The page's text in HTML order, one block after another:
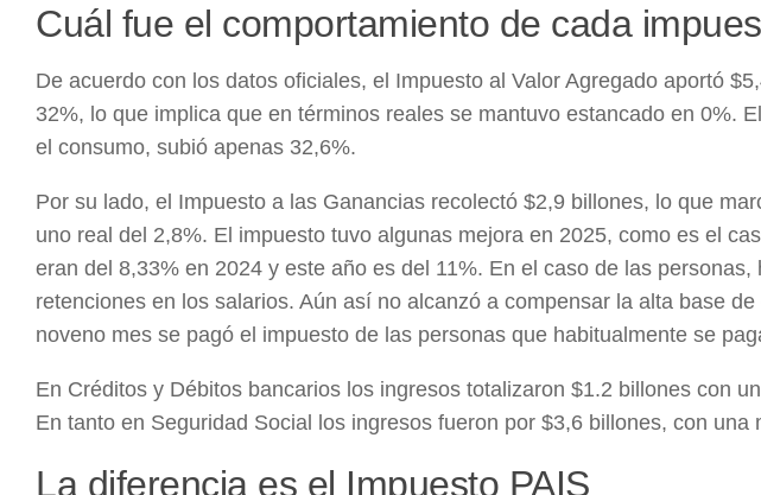
Cuál fue el comportamiento de cada
De acuerdo con los datos oficiales, el Impuesto al Valor Agregado aportó
32%, lo que implica que en términos reales se mantuvo estancado en 0%.
el consumo, subió apenas 32,6%.
Por su lado, el Impuesto a las Ganancias recolectó $2,9 billones, lo que
uno real del 2,8%. El impuesto tuvo algunas mejora en 2025, como es el
eran del 8,33% en 2024 y este año es del 11%. En el caso de las
retenciones en los salarios. Aún así no alcanzó a compensar la alta base
noveno mes se pagó el impuesto de las personas que habitualmente se
En Créditos y Débitos bancarios los ingresos totalizaron $1.2 billones con
En tanto en Seguridad Social los ingresos fueron por $3,6 billones, con
La diferencia es el Impuesto PAIS